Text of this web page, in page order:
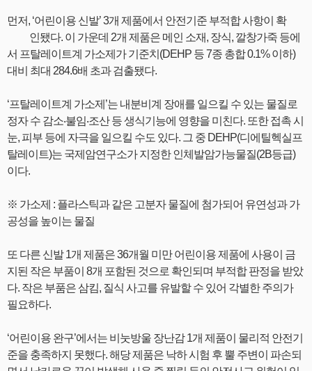
먼저, ‘어린이용 신발’ 3개 제품에서 안전기준 부적합 사항이 확
인됐다. 이 가운데 2개 제품은 메인 소재, 장식, 깔창가죽 등에
서 프탈레이트계 가소제가 기준치(DEHP 등 7종 총합 0.1% 이하)
대비 최대 284.6배 초과 검출됐다.
‘프탈레이트계 가소제’는 내분비계 장애를 일으킬 수 있는 물질로
정자 수 감소‧불임‧조산 등 생식기능에 영향을 미친다. 또한 접촉 시
눈, 피부 등에 자극을 일으킬 수도 있다. 그 중 DEHP(디에틸헥실프
탈레이트)는 국제암연구소가 지정한 인체발암가능물질(2B등급)
이다.
※ 가소제 : 플라스틱과 같은 고분자 물질에 첨가되어 유연성과 가
공성을 높이는 물질
또 다른 신발 1개 제품은 36개월 미만 어린이용 제품에 사용이 금
지된 작은 부품이 8개 포함된 것으로 확인되며 부적합 판정을 받았
다. 작은 부품은 삼킴, 질식 사고를 유발할 수 있어 각별한 주의가
필요하다.
‘어린이용 완구’에서는 비눗방울 장난감 1개 제품이 물리적 안전기
준을 충족하지 못했다. 해당 제품은 낙하 시험 후 뿔 주변이 파손되